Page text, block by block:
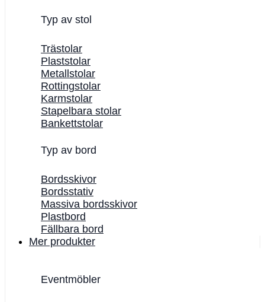
Typ av stol
Trästolar
Plaststolar
Metallstolar
Rottingstolar
Karmstolar
Stapelbara stolar
Bankettstolar
Typ av bord
Bordsskivor
Bordsstativ
Massiva bordsskivor
Plastbord
Fällbara bord
Mer produkter
Eventmöbler